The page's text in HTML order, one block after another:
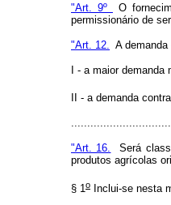
"Art. 9º
O
permissionário de
"Art. 12. A
I - a maior
II - a demanda
"Art. 16. Será
produtos agrícolas
§ 1 o Inclui-se nesta